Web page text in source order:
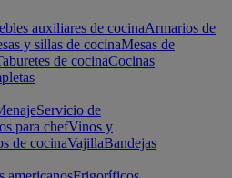
auxiliares de cocinaArmarios de
y sillas de cocinaMesas de
de cocinaCocinas
Servicio de
para chefVinos y
de cocinaVajillaBandejas